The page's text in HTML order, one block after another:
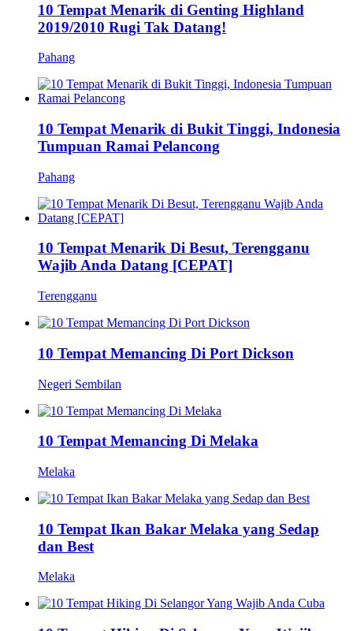
10 Tempat Menarik di Genting Highland
2019/2010 Rugi Tak Datang!
Pahang
10 Tempat Menarik di Bukit Tinggi, Indonesia
Tumpuan Ramai Pelancong
Pahang
10 Tempat Menarik Di Besut, Terengganu
Wajib Anda Datang [CEPAT]
Terengganu
10 Tempat Memancing Di Port Dickson
Negeri Sembilan
10 Tempat Memancing Di Melaka
Melaka
10 Tempat Ikan Bakar Melaka yang Sedap
dan Best
Melaka